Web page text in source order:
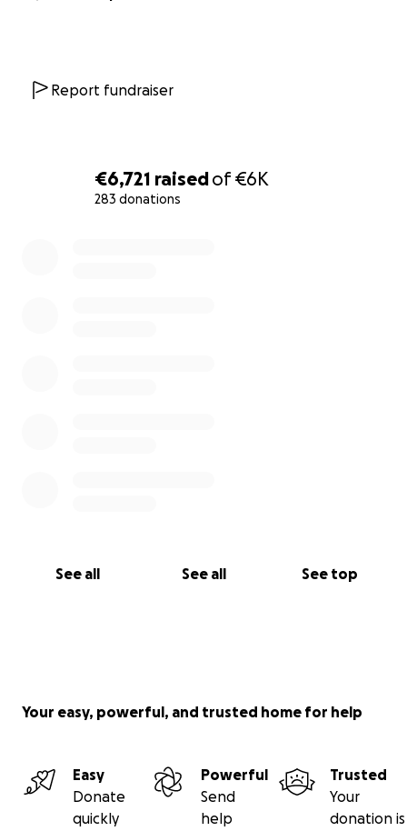
€6,721 raisedof€6K
283 donations
See all See all See top
Report fundraiser
Your easy, powerful, and trusted home for help
Easy
Donate
quickly
Powerful
Send
help
Trusted
Your
donation is